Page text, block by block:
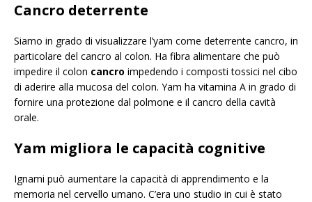
Cancro deterrente
Siamo in grado di visualizzare l’yam come deterrente cancro, in
particolare del cancro al colon. Ha fibra alimentare che può
impedire il colon cancro impedendo i composti tossici nel cibo
di aderire alla mucosa del colon. Yam ha vitamina A in grado di
fornire una protezione dal polmone e il cancro della cavità
orale.
Yam migliora le capacità cognitive
Ignami può aumentare la capacità di apprendimento e la
memoria nel cervello umano. C’era uno studio in cui è stato